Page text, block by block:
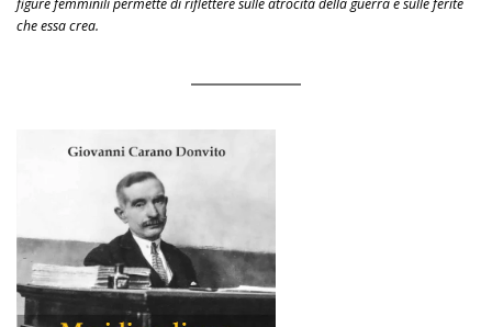
figure femminili permette di riflettere sulle atrocità della guerra e sulle ferite
che essa crea.